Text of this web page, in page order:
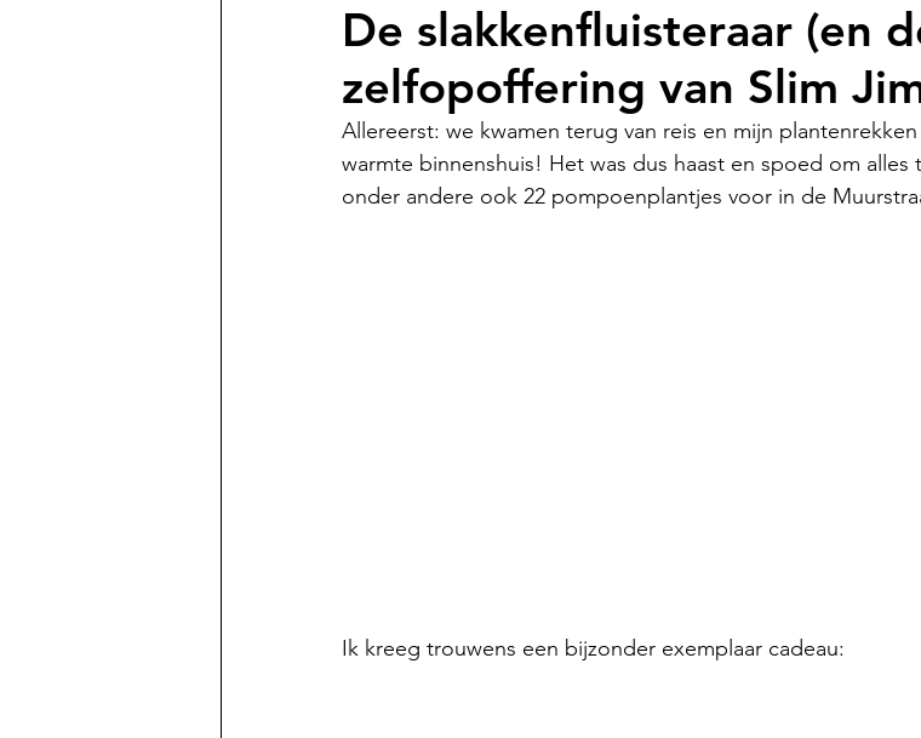
De slakkenfluisteraar (en
zelfopoffering van Slim
Allereerst: we kwamen terug van reis en mijn
warmte binnenshuis! Het was dus haast en spoed om
onder andere ook 22 pompoenplantjes voor in de
Ik kreeg trouwens een bijzonder exemplaar cadeau: